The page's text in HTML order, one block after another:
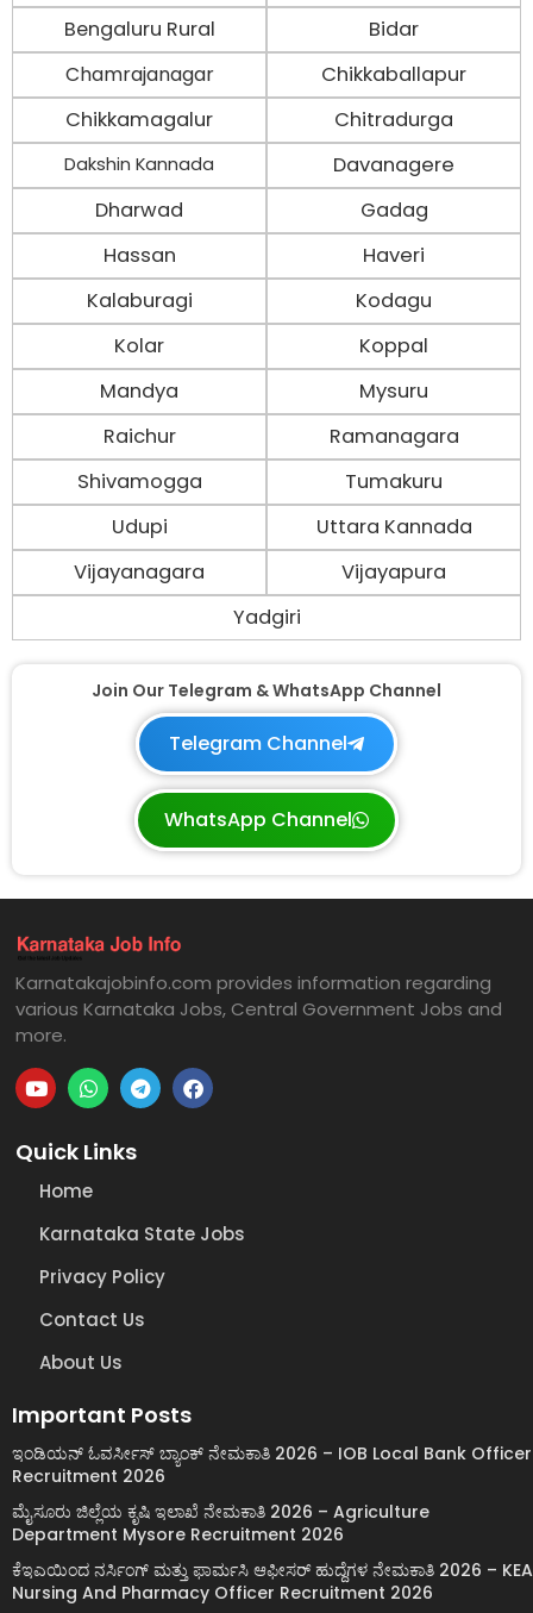
Bengaluru Rural
Bidar
Chamrajanagar
Chikkaballapur
Chikkamagalur
Chitradurga
Dakshin Kannada
Davanagere
Dharwad
Gadag
Hassan
Haveri
Kalaburagi
Kodagu
Kolar
Koppal
Mandya
Mysuru
Raichur
Ramanagara
Shivamogga
Tumakuru
Udupi
Uttara Kannada
Vijayanagara
Vijayapura
Yadgiri
Join Our Telegram & WhatsApp Channel
Telegram Channel
WhatsApp Channel
Karnatakajobinfo.com provides information regarding
various Karnataka Jobs, Central Government Jobs and
more.
Quick Links
Home
Karnataka State Jobs
Privacy Policy
Contact Us
About Us
Important Posts
ಇಂಡಿಯನ್ ಓವರ್ಸೀಸ್ ಬ್ಯಾಂಕ್ ನೇಮಕಾತಿ 2026 – IOB Local Bank Officer
Recruitment 2026
ಮೈಸೂರು ಜಿಲ್ಲೆಯ ಕೃಷಿ ಇಲಾಖೆ ನೇಮಕಾತಿ 2026 – Agriculture
Department Mysore Recruitment 2026
ಕೆಇಎಯಿಂದ ನರ್ಸಿಂಗ್ ಮತ್ತು ಫಾರ್ಮಸಿ ಆಫೀಸರ್ ಹುದ್ದೆಗಳ ನೇಮಕಾತಿ 2026 – KEA
Nursing And Pharmacy Officer Recruitment 2026